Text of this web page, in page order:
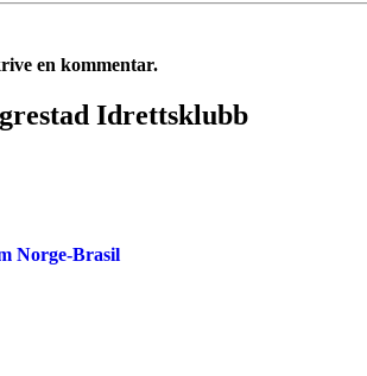
en kommentar.
Idrettsklubb
Norge-Brasil